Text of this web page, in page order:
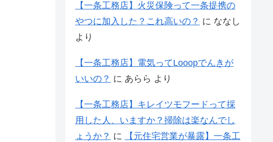
【一条工務店】火災保険って一条提携の
やつに加入した？これ高いの？ に ななし
より
【一条工務店】電気ってLooopでんきが
いいの？ に あらら より
【一条工務店】キレイツモフードって採
用した人、いますか？掃除は楽なんでし
ょうか？ に
【元住宅営業が暴露】一条工